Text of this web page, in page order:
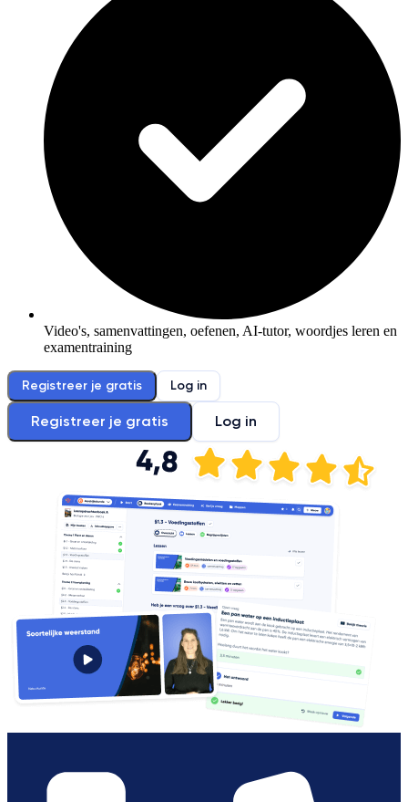
Video's, samenvattingen, oefenen, AI-tutor, woordjes leren en
examentraining
Registreer je gratis Log in
Registreer je gratis Log in